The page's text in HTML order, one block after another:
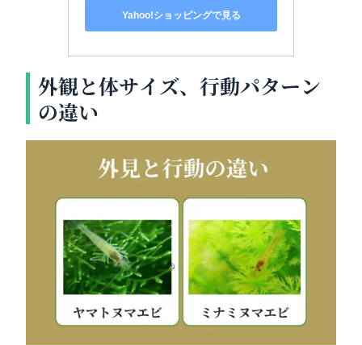
Yahoo!ショッピングで見る
外観と体サイズ、行動パターン
の違い